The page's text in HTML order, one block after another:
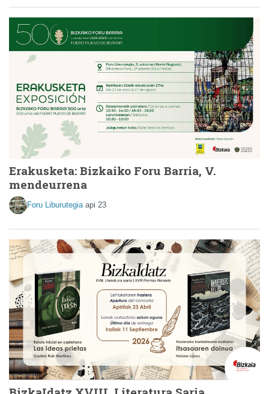
Erakusketa: Bizkaiko Foru Barria, V.
mendeurrena
Foru Liburutegia api 23